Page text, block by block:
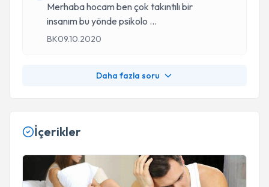
Merhaba hocam ben çok takıntılı bir
insanım bu yönde psikolo ...
BK09.10.2020
Daha fazla soru
İçerikler
Vajinismus Tedavisi